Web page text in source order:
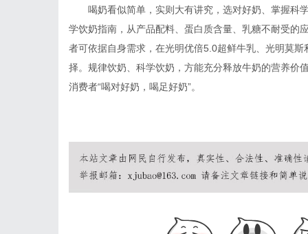
喝奶看似简单，实则大有讲究，选对好奶、掌握科
学饮奶指南，从产品配料、蛋白质含量、乳糖不耐受的
者可依据自身需求，在光明优倍5.0超鲜牛乳、光明莫
择。规律饮奶、科学饮奶，方能充分释放牛奶的营养
消费者“喝对好奶，喝足好奶”。